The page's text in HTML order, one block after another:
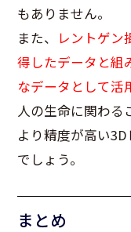
もありません。
また、 レントゲン
得したデータと組
なデータとして活
人の生命に関わる
より精度が高い
でしょう。
まとめ